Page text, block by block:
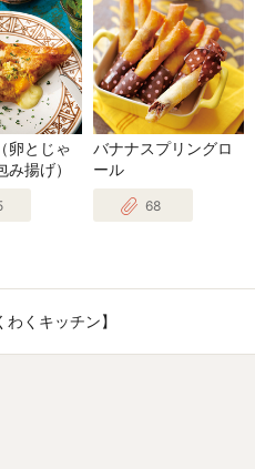
卵とじゃ
揚げ）
バナナスプリングロ
ール
68
くキッチン】